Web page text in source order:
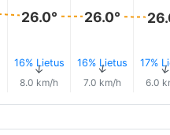
26.0°
16% Lietus
↑
8.0 km/h
26.0°
16% Lietus
↑
7.0 km/h
17%
6.0